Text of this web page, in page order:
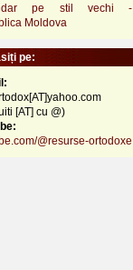
pe stil vechi -
Moldova
pe:
[AT] cu @)
@resurse-ortodoxe